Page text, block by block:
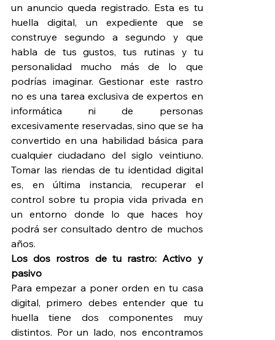
un anuncio queda registrado. Esta es tu
huella digital, un expediente que se
construye segundo a segundo y que
habla de tus gustos, tus rutinas y tu
personalidad mucho más de lo que
podrías imaginar. Gestionar este rastro
no es una tarea exclusiva de expertos en
informática ni de personas
excesivamente reservadas, sino que se ha
convertido en una habilidad básica para
cualquier ciudadano del siglo veintiuno.
Tomar las riendas de tu identidad digital
es, en última instancia, recuperar el
control sobre tu propia vida privada en
un entorno donde lo que haces hoy
podrá ser consultado dentro de muchos
años.
Los dos rostros de tu rastro: Activo y
pasivo
Para empezar a poner orden en tu casa
digital, primero debes entender que tu
huella tiene dos componentes muy
distintos. Por un lado, nos encontramos